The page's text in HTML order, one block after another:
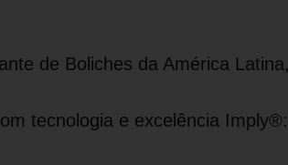
de Boliches da América
tecnologia e excelência Imply®: